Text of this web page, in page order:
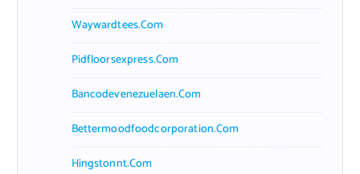
Waywardtees.com
Pidfloorsexpress.com
Bancodevenezuelaen.com
Bettermoodfoodcorporation.com
Hingstonnt.com